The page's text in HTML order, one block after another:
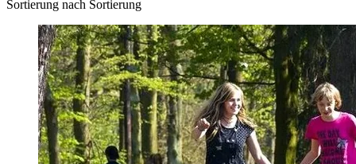
Sortierung nach Sortierung